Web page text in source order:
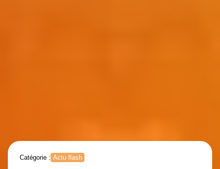
Catégorie : Actu flash